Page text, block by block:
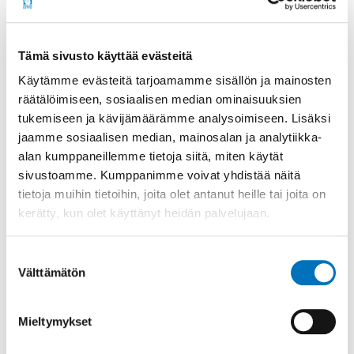
Tämä sivusto käyttää evästeitä
Käytämme evästeitä tarjoamamme sisällön ja mainosten
räätälöimiseen, sosiaalisen median ominaisuuksien
tukemiseen ja kävijämäärämme analysoimiseen. Lisäksi
jaamme sosiaalisen median, mainosalan ja analytiikka-
alan kumppaneillemme tietoja siitä, miten käytät
sivustoamme. Kumppanimme voivat yhdistää näitä
tietoja muihin tietoihin, joita olet antanut heille tai joita on
kerätty, kun olet käyttänyt heidän palvelujaan.
valinta
Välttämätön
Mieltymykset
Palkitut kohteet 1986-
yhteistyökumppaneidensa kanssa
Tältä sivulta löydät tiedot vuosien varrella